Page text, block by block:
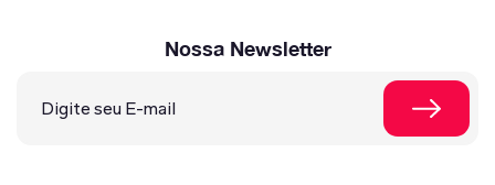
Nossa Newsletter